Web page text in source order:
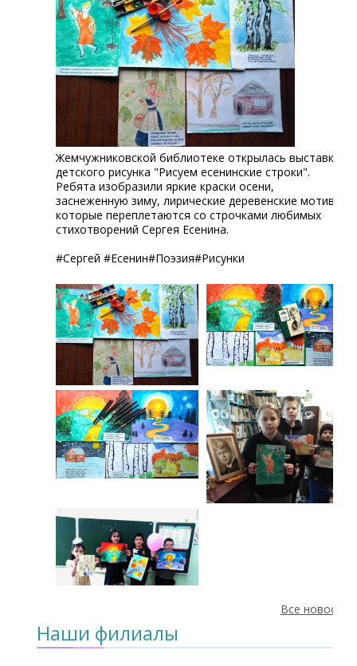
Жемчужниковской библиотеке открылась выставка
детского рисунка "Рисуем есенинские строки".
Ребята изобразили яркие краски осени,
заснеженную зиму, лирические деревенские мотивы,
которые переплетаются со строчками любимых
стихотворений Сергея Есенина.
#Сергей #Есенин#Поэзия#Рисунки
Все новости
Наши филиалы